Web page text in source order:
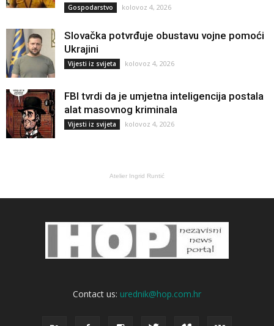
Gospodarstvo kolovoz 4, 2026
Slovačka potvrđuje obustavu vojne pomoći
Ukrajini
Vijesti iz svijeta kolovoz 4, 2026
FBI tvrdi da je umjetna inteligencija postala
alat masovnog kriminala
Vijesti iz svijeta kolovoz 4, 2026
Atelier Ingrid Runtić
Contact us: urednik@hop.com.hr